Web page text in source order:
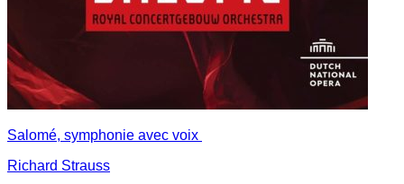
Salomé, symphonie avec voix
Richard Strauss